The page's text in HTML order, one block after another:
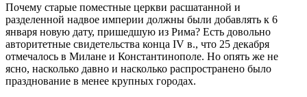
Почему старые поместные церкви расшатанной и
разделенной надвое империи должны были добавлять к 6
января новую дату, пришедшую из Рима? Есть довольно
авторитетные свидетельства конца IV в., что 25 декабря
отмечалось в Милане и Константинополе. Но опять же не
ясно, насколько давно и насколько распространено было
празднование в менее крупных городах.